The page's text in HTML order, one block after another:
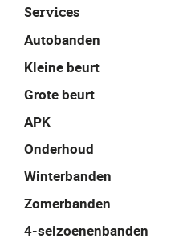
Services
Autobanden
Kleine beurt
Grote beurt
APK
Onderhoud
Winterbanden
Zomerbanden
4-seizoenenbanden